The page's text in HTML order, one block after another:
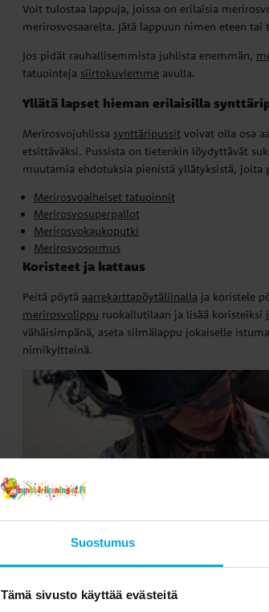
Suostumus
Tämä sivusto käyttää evästeitä
Voit tulostaa lappuja, joissa on erilaisia
merirosvosaarelta. Jätä lappuun nimen eteen
Jos pidät rauhallisemmista juhlista enemmän,
tatuointeja siirtokuviemme avulla.
Yllätä lapset hieman erilaisilla
Merirosvojuhlissa synttäripussit voivat olla osa
etsittäväksi. Pussista on tietenkin löydyttävät
muutamia ehdotuksia pienistä yllätyksistä,
Merirosvoaiheiset tatuoinnit
Merirosvosuperpallot
Merirosvokaukoputki
Merirosvosormus
Koristeet ja kattaus
Peitä pöytä aarrekarttapöytäliinalla ja koristele
merirosvolippu ruokailutilaan ja lisää koristeiksi
vähäisimpänä, aseta silmälappu jokaiselle
nimikyltteinä.